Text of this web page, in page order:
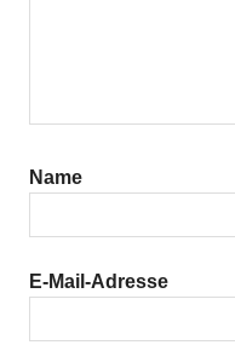
Name
E-Mail-Adresse